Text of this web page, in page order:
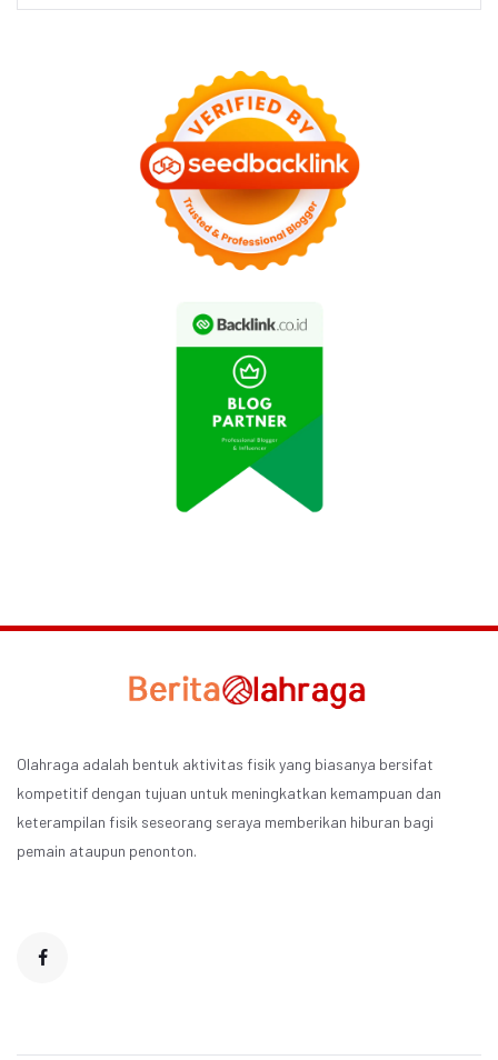
Olahraga adalah bentuk aktivitas fisik yang biasanya bersifat
kompetitif dengan tujuan untuk meningkatkan kemampuan dan
keterampilan fisik seseorang seraya memberikan hiburan bagi
pemain ataupun penonton.